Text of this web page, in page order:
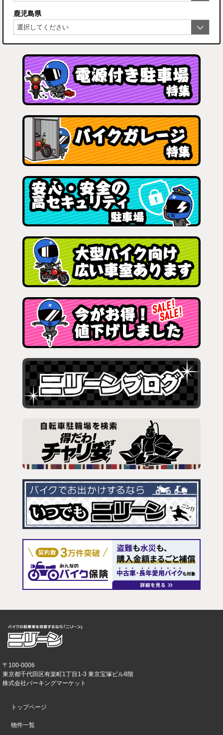
鹿児島県
〒100-0006
東京都千代田区有楽町1丁目1-3 東京宝塚ビル8階
株式会社パーキングマーケット
トップページ
物件一覧